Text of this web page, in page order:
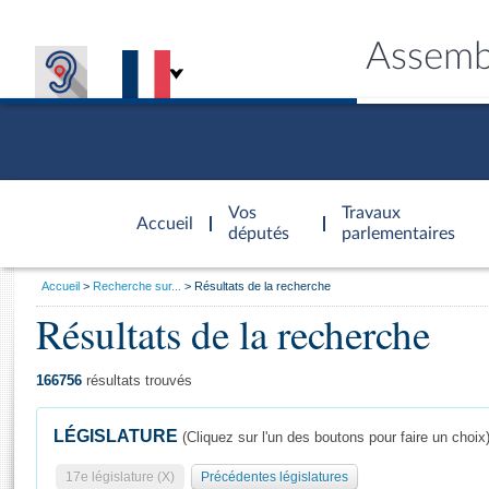
Accueil
d'accueil
Vos
députés
Travaux
parlementaires
Général
Vous
Accueil Recherche sur... Résultats de la recherche
Résultats de la recherche
166756 résultats trouvés
LÉGISLATURE (Cliquez sur l'un des boutons pour faire un choix)
17e législature (X) Précédentes législatures